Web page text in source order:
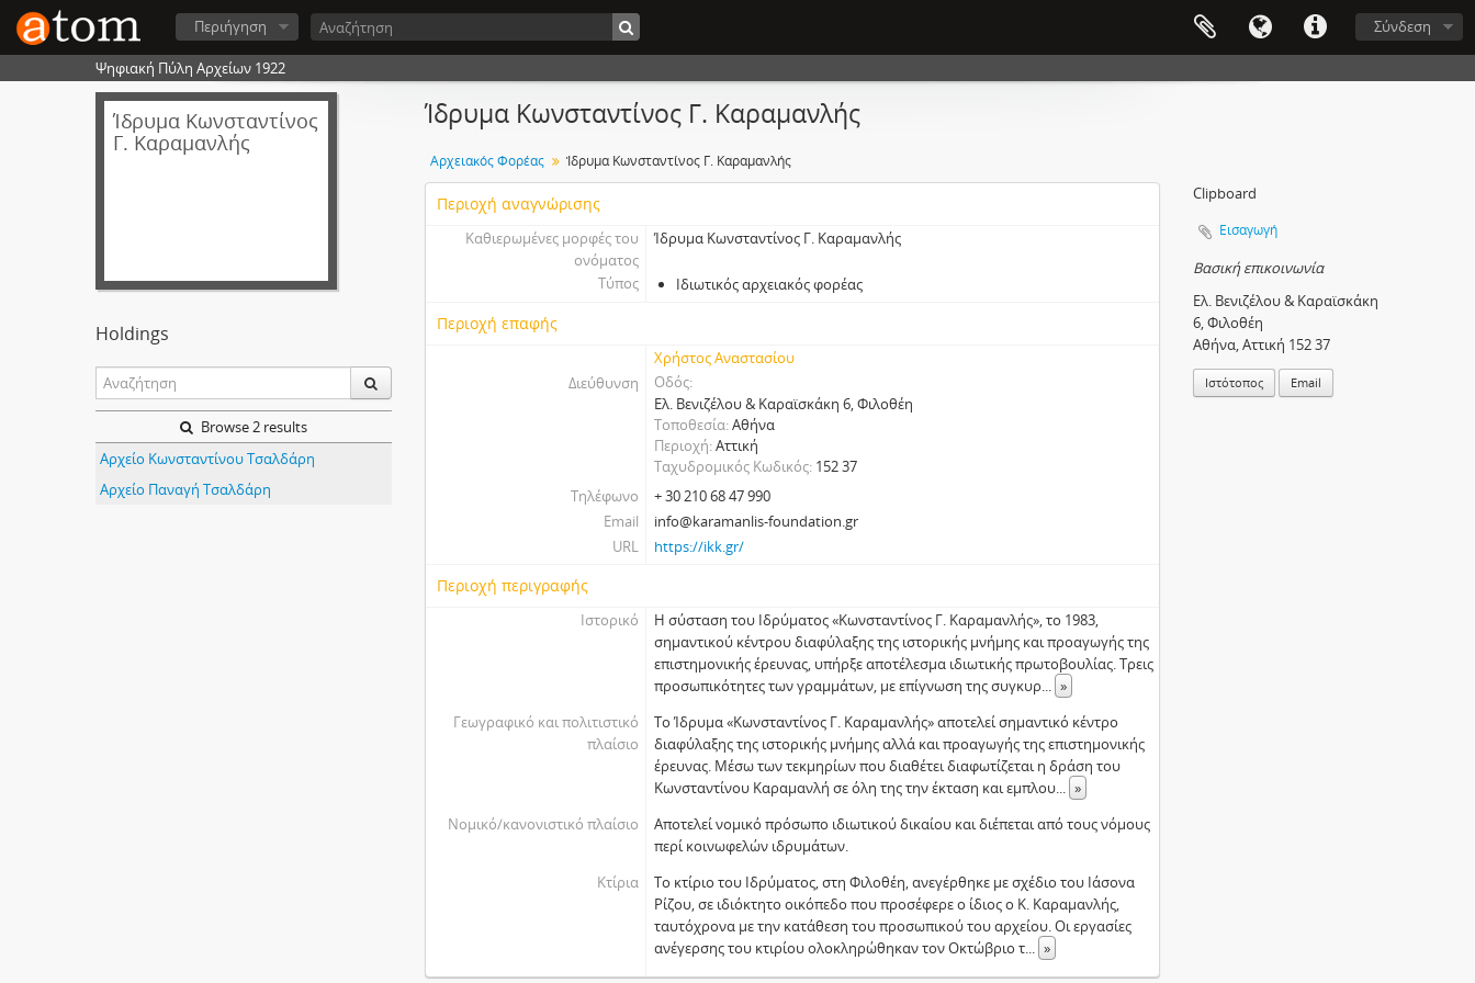
Σύνδεση
Περιήγηση
Ψηφιακή Πύλη Αρχείων 1922
Ίδρυμα Κωνσταντίνος
Γ. Καραμανλής
Holdings
Browse 2 results
Αρχείο Κωνσταντίνου Τσαλδάρη
Αρχείο Παναγή Τσαλδάρη
Ίδρυμα Κωνσταντίνος Γ. Καραμανλής
Αρχειακός Φορέας Ίδρυμα Κωνσταντίνος Γ. Καραμανλής
Περιοχή αναγνώρισης
Καθιερωμένες μορφές του
ονόματος
Ίδρυμα Κωνσταντίνος Γ. Καραμανλής
Τύπος Ιδιωτικός αρχειακός φορέας
Περιοχή επαφής
Χρήστος Αναστασίου
Διεύθυνση
Οδός
Eλ. Βενιζέλου & Καραϊσκάκη 6, Φιλοθέη
Τοποθεσία Αθήνα
Περιοχή Αττική
Ταχυδρομικός Κωδικός 152 37
Τηλέφωνο
+ 30 210 68 47 990
Email
info@karamanlis-foundation.gr
URL
https://ikk.gr/
Περιοχή περιγραφής
Ιστορικό
Η σύσταση του Ιδρύματος «Κωνσταντίνος Γ. Καραμανλής», το 1983,
σημαντικού κέντρου διαφύλαξης της ιστορικής μνήμης και προαγωγής της
επιστημονικής έρευνας, υπήρξε αποτέλεσμα ιδιωτικής πρωτοβουλίας. Τρεις
προσωπικότητες των γραμμάτων, με επίγνωση της συγκυρ... »
Γεωγραφικό και πολιτιστικό
πλαίσιο
Το Ίδρυμα «Κωνσταντίνος Γ. Καραμανλής» αποτελεί σημαντικό κέντρο
διαφύλαξης της ιστορικής μνήμης αλλά και προαγωγής της επιστημονικής
έρευνας. Μέσω των τεκμηρίων που διαθέτει διαφωτίζεται η δράση του
Κωνσταντίνου Καραμανλή σε όλη της την έκταση και εμπλου... »
Νομικό/κανονιστικό πλαίσιο
Αποτελεί νομικό πρόσωπο ιδιωτικού δικαίου και διέπεται από τους νόμους
περί κοινωφελών ιδρυμάτων.
Κτίρια
Το κτίριο του Ιδρύματος, στη Φιλοθέη, ανεγέρθηκε με σχέδιο του Ιάσονα
Ρίζου, σε ιδιόκτητο οικόπεδο που προσέφερε ο ίδιος ο Κ. Καραμανλής,
ταυτόχρονα με την κατάθεση του προσωπικού του αρχείου. Οι εργασίες
ανέγερσης του κτιρίου ολοκληρώθηκαν τον Οκτώβριο τ... »
Clipboard
Εισαγωγή
Βασική επικοινωνία
Eλ. Βενιζέλου & Καραϊσκάκη
6, Φιλοθέη
Αθήνα, Αττική 152 37
Ιστότοπος Email